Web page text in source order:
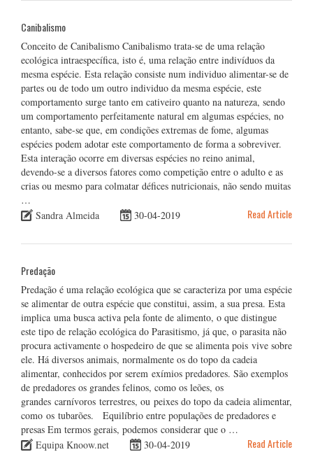
Canibalismo
Conceito de Canibalismo Canibalismo trata-se de uma relação
ecológica intraespecífica, isto é, uma relação entre indivíduos da
mesma espécie. Esta relação consiste num individuo alimentar-se de
partes ou de todo um outro individuo da mesma espécie, este
comportamento surge tanto em cativeiro quanto na natureza, sendo
um comportamento perfeitamente natural em algumas espécies, no
entanto, sabe-se que, em condições extremas de fome, algumas
espécies podem adotar este comportamento de forma a sobreviver.
Esta interação ocorre em diversas espécies no reino animal,
devendo-se a diversos fatores como competição entre o adulto e as
crias ou mesmo para colmatar défices nutricionais, não sendo muitas
…
Sandra Almeida
30-04-2019 Read Article
Predação
Predação é uma relação ecológica que se caracteriza por uma espécie
se alimentar de outra espécie que constitui, assim, a sua presa. Esta
implica uma busca activa pela fonte de alimento, o que distingue
este tipo de relação ecológica do Parasitismo, já que, o parasita não
procura activamente o hospedeiro de que se alimenta pois vive sobre
ele. Há diversos animais, normalmente os do topo da cadeia
alimentar, conhecidos por serem exímios predadores. São exemplos
de predadores os grandes felinos, como os leões, os
grandes carnívoros terrestres, ou peixes do topo da cadeia alimentar,
como os tubarões. Equilíbrio entre populações de predadores e
presas Em termos gerais, podemos considerar que o …
Equipa Knoow.net
30-04-2019 Read Article